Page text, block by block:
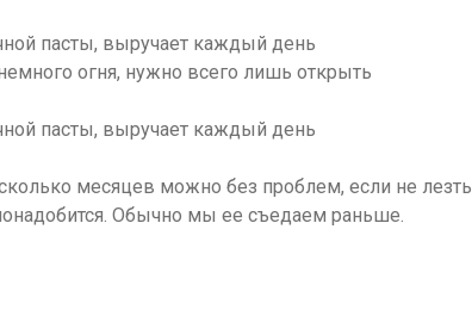
огня, нужно всего лишь открыть
месяцев можно без проблем, если не лезть
Обычно мы ее съедаем раньше.